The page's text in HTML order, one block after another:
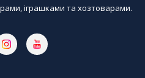
іграшками та хозтоварами.